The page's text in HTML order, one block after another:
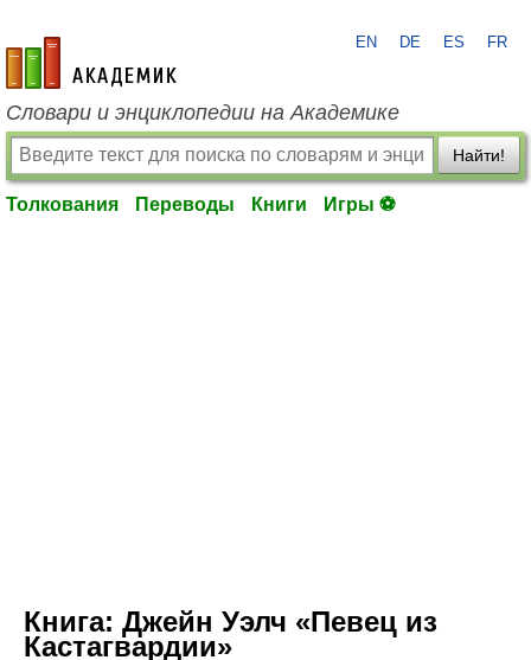
academic.ru
EN DE ES FR
Словари и энциклопедии на Академике
Найти!
Толкования Переводы Книги Игры ⚽
Книга: Джейн Уэлч «Певец из
Кастагвардии»